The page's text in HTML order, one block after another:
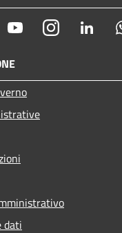
YoutubeInstagram
dati